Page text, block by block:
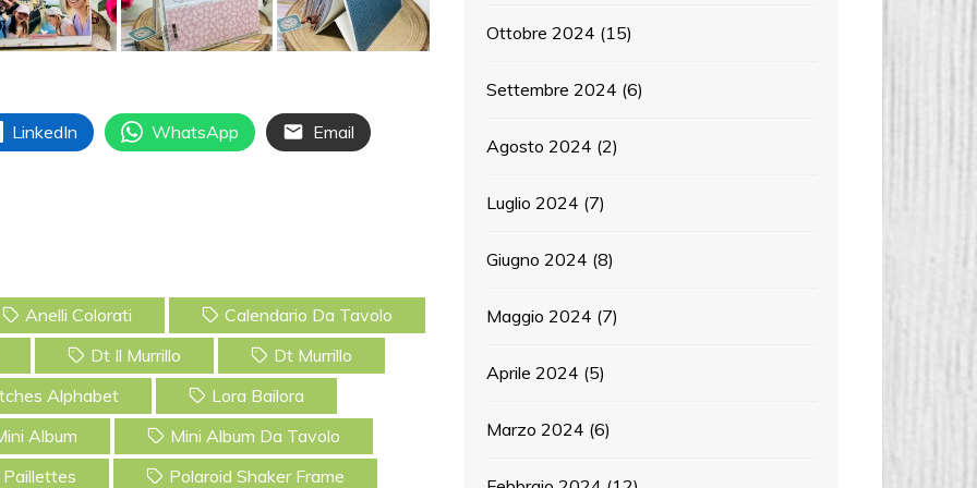
LinkedIn WhatsApp Email
Anelli Colorati
Calendario Da Tavolo
Dt Il Murrillo
Dt Murrillo
Alphabet
Lora Bailora
Album
Mini Album Da Tavolo
Paillettes Polaroid Shaker Frame
Ottobre 2024 (15)
Settembre 2024 (6)
Agosto 2024 (2)
Luglio 2024 (7)
Giugno 2024 (8)
Maggio 2024 (7)
Aprile 2024 (5)
Marzo 2024 (6)